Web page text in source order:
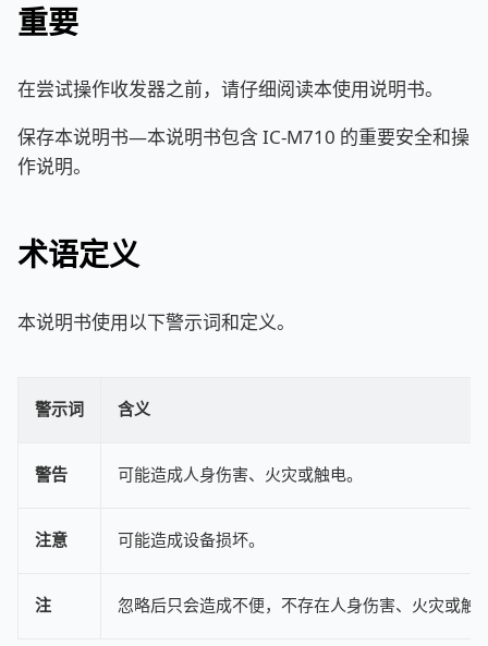
重要
在尝试操作收发器之前，请仔细阅读本使用说明书。
保存本说明书—本说明书包含 IC-M710 的重要安全和操
作说明。
术语定义
本说明书使用以下警示词和定义。
警示词 含义
警告 可能造成人身伤害、火灾或触电。
注意 可能造成设备损坏。
注 忽略后只会造成不便，不存在人身伤害、火灾或触